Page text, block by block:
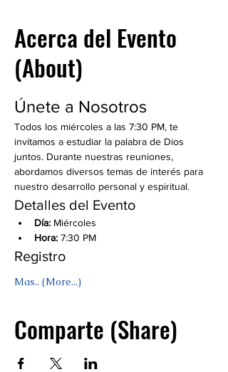
Acerca del Evento
(About)
Únete a Nosotros
Todos los miércoles a las 7:30 PM, te
invitamos a estudiar la palabra de Dios
juntos. Durante nuestras reuniones,
abordamos diversos temas de interés para
nuestro desarrollo personal y espiritual.
Detalles del Evento
Día: Miércoles
Hora: 7:30 PM
Registro
Mas.. (More...)
Comparte (Share)